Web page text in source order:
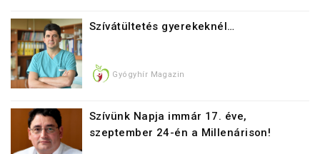
Szívátültetés gyerekeknél…
Gyógyhír Magazin
Szívünk Napja immár 17. éve,
szeptember 24-én a Millenárison!